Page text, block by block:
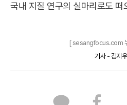
국내 지질 연구의 실마리로도 떠
[ sesangfocus.com 뉴
기사 - 김지